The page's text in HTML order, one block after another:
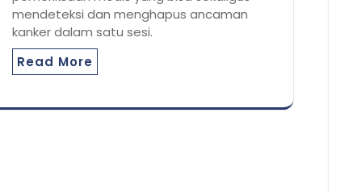
mendeteksi dan menghapus ancaman
kanker dalam satu sesi.
Read More